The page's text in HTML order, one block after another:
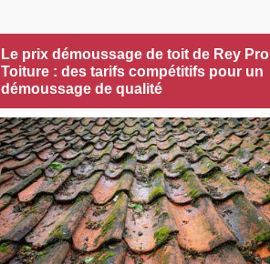
Le prix démoussage de toit de Rey Pro
Toiture : des tarifs compétitifs pour un
démoussage de qualité